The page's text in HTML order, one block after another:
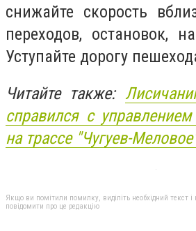
снижайте скорость
переходов, остановок,
Уступайте дорогу
Читайте также:
справился с
на трассе "Чугуев-
Якщо ви помітили помилку, виділіть необхідний текст
повідомити про це редакцію